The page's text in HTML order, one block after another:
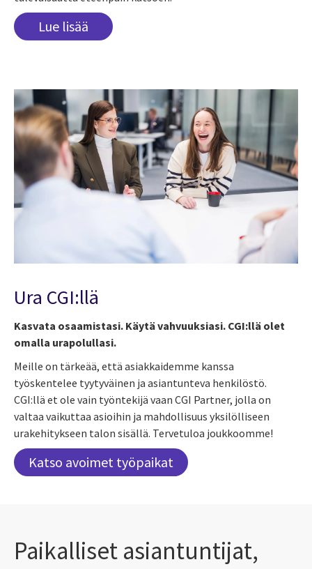
Lue lisää
Ura CGI:llä
Kasvata osaamistasi. Käytä vahvuuksiasi. CGI:llä olet
omalla urapolullasi.
Meille on tärkeää, että asiakkaidemme kanssa
työskentelee tyytyväinen ja asiantunteva henkilöstö.
CGI:llä et ole vain työntekijä vaan CGI Partner, jolla on
valtaa vaikuttaa asioihin ja mahdollisuus yksilölliseen
urakehitykseen talon sisällä. Tervetuloa joukkoomme!
Katso avoimet työpaikat
Paikalliset asiantuntijat,